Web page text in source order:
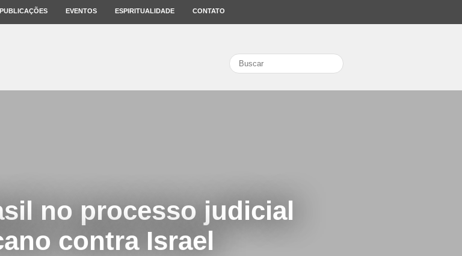
PUBLICAÇÕES EVENTOS ESPIRITUALIDADE CONTATO
search
no processo judicial
contra Israel